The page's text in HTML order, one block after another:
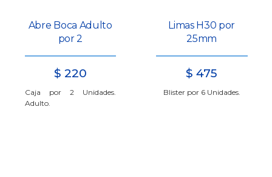
Abre Boca Adulto
por 2
$ 220
Caja por 2 Unidades.
Adulto.
Limas H30 por
25mm
$475
Blister por 6 Unidades.